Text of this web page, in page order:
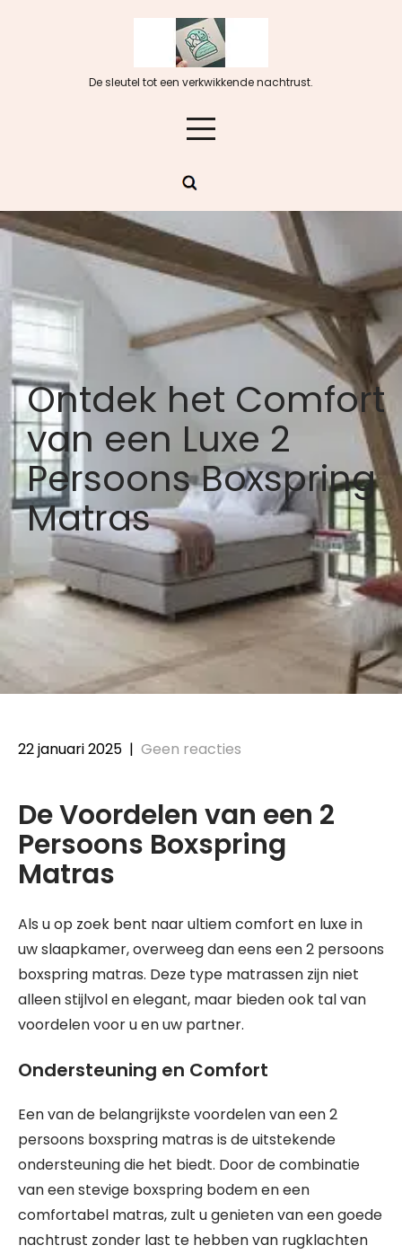
De sleutel tot een verkwikkende nachtrust.
Ontdek het Comfort
van een Luxe 2
Persoons Boxspring
Matras
22 januari 2025 | Geen reacties
De Voordelen van een 2
Persoons Boxspring
Matras
Als u op zoek bent naar ultiem comfort en luxe in
uw slaapkamer, overweeg dan eens een 2 persoons
boxspring matras. Deze type matrassen zijn niet
alleen stijlvol en elegant, maar bieden ook tal van
voordelen voor u en uw partner.
Ondersteuning en Comfort
Een van de belangrijkste voordelen van een 2
persoons boxspring matras is de uitstekende
ondersteuning die het biedt. Door de combinatie
van een stevige boxspring bodem en een
comfortabel matras, zult u genieten van een goede
nachtrust zonder last te hebben van rugklachten